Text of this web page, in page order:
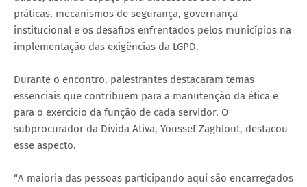
práticas, mecanismos de segurança, governança
institucional e os desafios enfrentados pelos municípios na
implementação das exigências da LGPD.
Durante o encontro, palestrantes destacaram temas
essenciais que contribuem para a manutenção da ética e
para o exercício da função de cada servidor. O
subprocurador da Dívida Ativa, Youssef Zaghlout, destacou
esse aspecto.
“A maioria das pessoas participando aqui são encarregados